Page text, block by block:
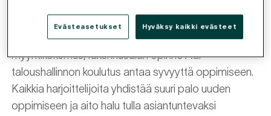
aiempi työkokemus tai opinnot voivat olla hyödyksi,
vaikka ne olisivatkin toiselta alalta. Esimerkiksi
myyntikokemus, rakennusalan opinnot tai
taloushallinnon koulutus antaa syvyyttä oppimiseen.
Kaikkia harjoittelijoita yhdistää suuri palo uuden
oppimiseen ja aito halu tulla asiantuntevaksi
Evästeasetukset Hyväksy kaikki evästeet